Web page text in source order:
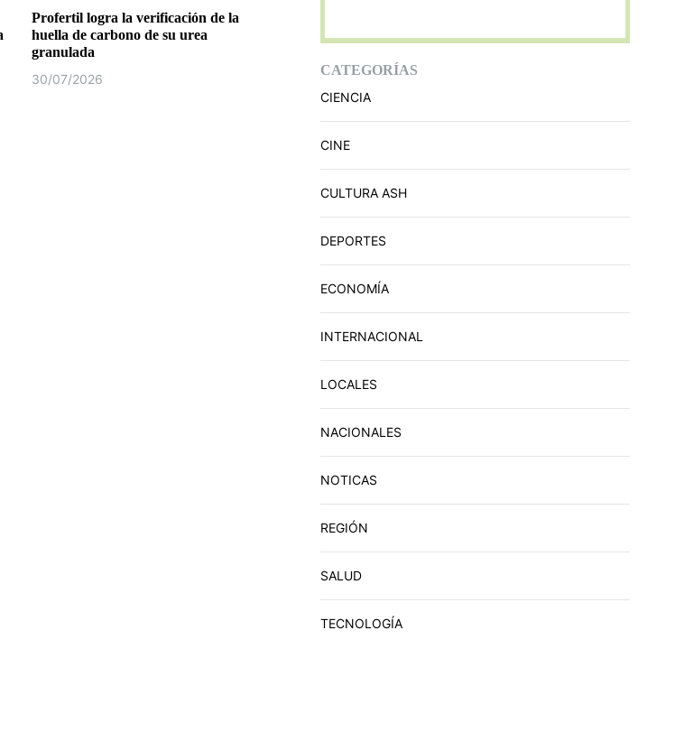
Profertil logra la verificación de la
huella de carbono de su urea
granulada
30/07/2026
CATEGORÍAS
CIENCIA
CINE
CULTURA ASH
DEPORTES
ECONOMÍA
INTERNACIONAL
LOCALES
NACIONALES
NOTICAS
REGIÓN
SALUD
TECNOLOGÍA